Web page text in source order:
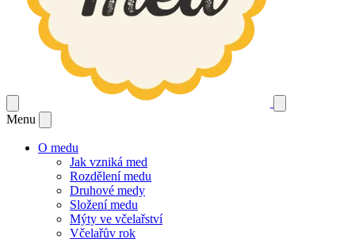
Menu
O medu
Jak vzniká med
Rozdělení medu
Druhové medy
Složení medu
Mýty ve včelařství
Včelařův rok